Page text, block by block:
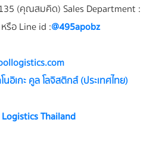
(คุณสมคิด) Sales Department :
อ Line id :@495apobz
นอิเกะ คูล โลจิสติกส์ (ประเทศไทย)
Thailand